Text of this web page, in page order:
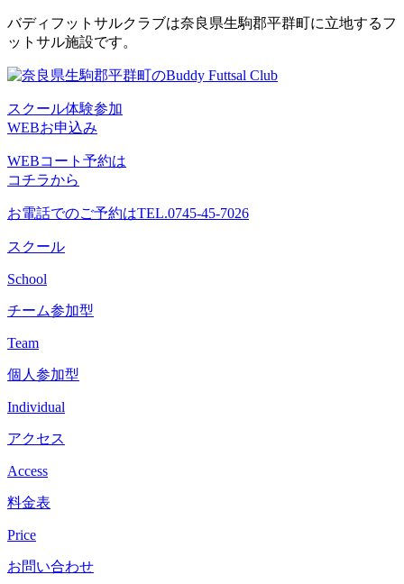
コ
ン
ン
へ
ス
キ
ッ
バディフットサルクラブは奈良県生駒郡平群町に立地するフ
ットサル施設です。
スクール体験参加
WEBお申込み
WEBコート予約は
コチラから
お電話でのご予約はTEL.0745-45-7026
スクール
School
チーム参加型
Team
個人参加型
Individual
アクセス
Access
料金表
Price
お問い合わせ